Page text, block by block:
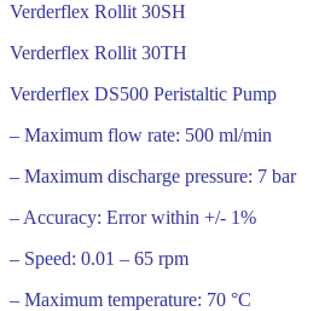
Verderflex Rollit 30SH
Verderflex Rollit 30TH
Verderflex DS500 Peristaltic Pump
– Maximum flow rate: 500 ml/min
– Maximum discharge pressure: 7 bar
– Accuracy: Error within +/- 1%
– Speed: 0.01 – 65 rpm
– Maximum temperature: 70 °C